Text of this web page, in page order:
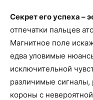
Секрет его успеха –
отпечатки пальцев
Магнитное поле
едва уловимые
исключительной
различимые сигналы,
короны с